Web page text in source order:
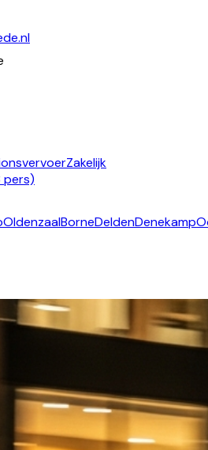
Zakelijk
pers)
OldenzaalBorneDeldenDenekamp